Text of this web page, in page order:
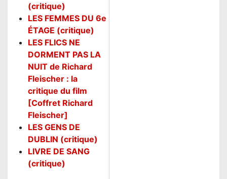
(critique)
LES FEMMES DU 6e
ÉTAGE (critique)
LES FLICS NE
DORMENT PAS LA
NUIT de Richard
Fleischer : la
critique du film
[Coffret Richard
Fleischer]
LES GENS DE
DUBLIN (critique)
LIVRE DE SANG
(critique)